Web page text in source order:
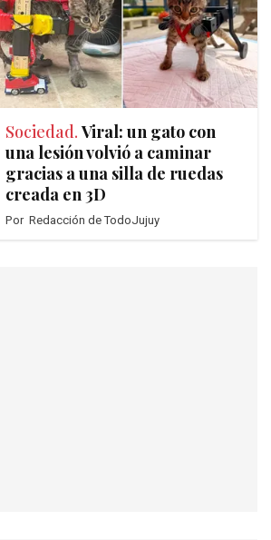
Sociedad. Viral: un gato con
una lesión volvió a caminar
gracias a una silla de ruedas
creada en 3D
Por Redacción de TodoJujuy